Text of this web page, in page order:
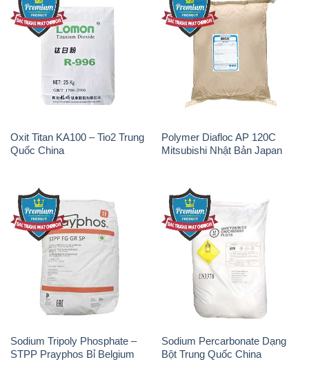
Oxit Titan KA100 – Tio2 Trung
Quốc China
Polymer Diafloc AP 120C
Mitsubishi Nhật Bản Japan
Sodium Tripoly Phosphate –
STPP Prayphos Bỉ Belgium
Sodium Percarbonate Dạng
Bột Trung Quốc China